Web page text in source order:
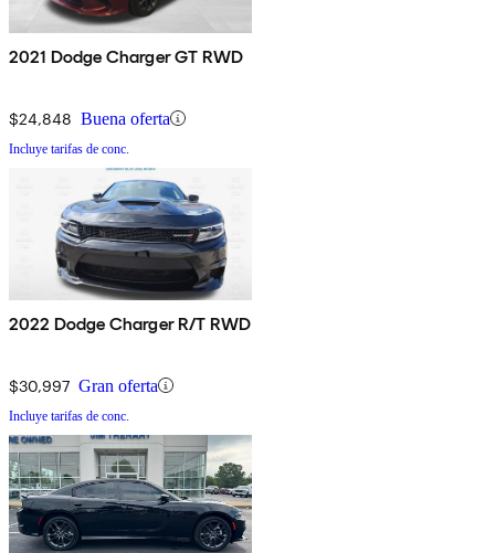
2021 Dodge Charger GT RWD
$24,848 Buena oferta
Incluye tarifas de conc.
2022 Dodge Charger R/T RWD
$30,997 Gran oferta
Incluye tarifas de conc.